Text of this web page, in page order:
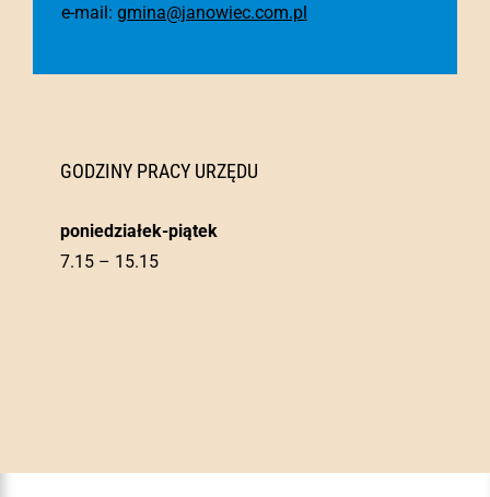
e-mail: gmina@janowiec.com.pl
GODZINY PRACY URZĘDU
poniedziałek-piątek
7.15 – 15.15